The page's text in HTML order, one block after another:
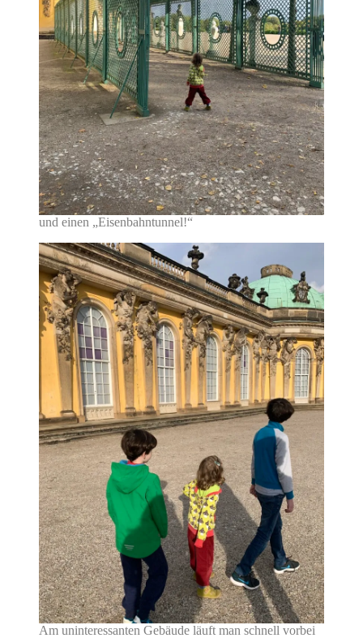
und einen „Eisenbahntunnel!“
Am uninteressanten Gebäude läuft man schnell vorbei